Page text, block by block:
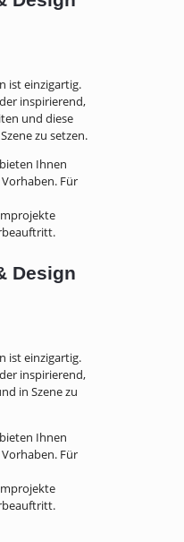
ist einzigartig.
inspirierend,
und diese
zu setzen.
Ihnen
Für
Design
ist einzigartig.
inspirierend,
in Szene zu
Ihnen
Für